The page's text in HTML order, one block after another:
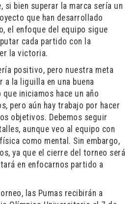
si bien superar la marca sería un
que han desarrollado
el enfoque del equipo sigue
cada partido con la
la victoria.
positivo, pero nuestra meta
a la liguilla en una buena
iniciamos hace un año
pero aún hay trabajo por hacer
objetivos. Debemos seguir
aunque veo al equipo con
como mental. Sin embargo,
ya que el cierre del torneo será
en enfocarnos partido a
las Pumas recibirán a